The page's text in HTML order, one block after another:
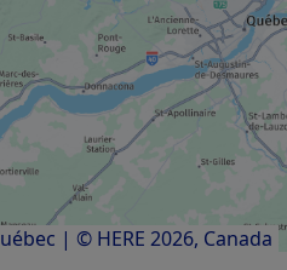
Roberval
| © HERE 2026, Canada